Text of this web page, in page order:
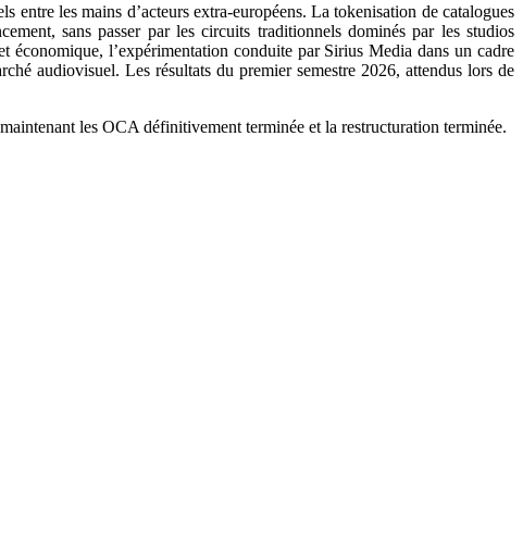
les mains d’acteurs extra-européens. La tokenisation de catalogues
sans passer par les circuits traditionnels dominés par les studios
économique, l’expérimentation conduite par Sirius Media dans un cadre
audiovisuel. Les résultats du premier semestre 2026, attendus lors de
les OCA définitivement terminée et la restructuration terminée.